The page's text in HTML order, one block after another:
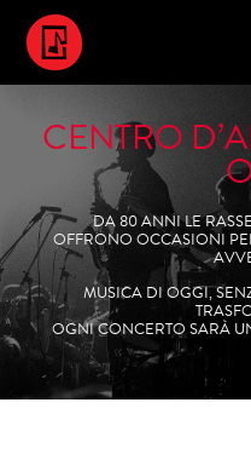
CENTRO
DA 80 ANNI LE
OFFRONO OCCASIONI
MUSICA DI OGGI,
OGNI CONCERTO SARÀ